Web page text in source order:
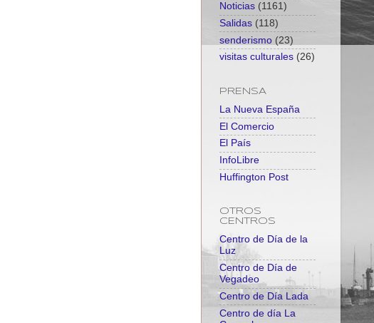
Noticias (1161)
Salidas (118)
senderismo (23)
visitas culturales (26)
PRENSA
La Nueva España
El Comercio
El País
InfoLibre
Huffington Post
OTROS
CENTROS
Centro de Día de la
Luz
Centro de Día de
Vegadeo
Centro de Día Lada
Centro de día La